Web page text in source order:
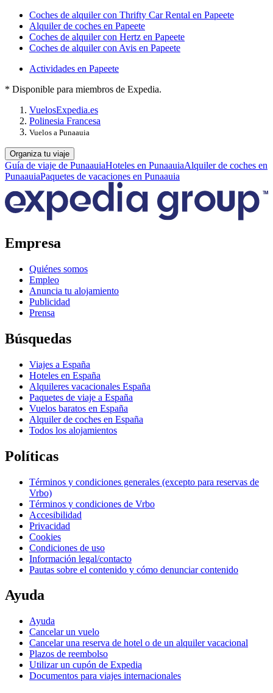
Coches de alquiler con Thrifty Car Rental en Papeete
Alquiler de coches en Papeete
Coches de alquiler con Hertz en Papeete
Coches de alquiler con Avis en Papeete
Actividades en Papeete
* Disponible para miembros de Expedia.
VuelosExpedia.es
Polinesia Francesa
Vuelos a Punaauia
Organiza tu viaje
Guía de viaje de PunaauiaHoteles en PunaauiaAlquiler de coches en
PunaauiaPaquetes de vacaciones en Punaauia
Empresa
Quiénes somos
Empleo
Anuncia tu alojamiento
Publicidad
Prensa
Búsquedas
Viajes a España
Hoteles en España
Alquileres vacacionales España
Paquetes de viaje a España
Vuelos baratos en España
Alquiler de coches en España
Todos los alojamientos
Políticas
Términos y condiciones generales (excepto para reservas de
Vrbo)
Términos y condiciones de Vrbo
Accesibilidad
Privacidad
Cookies
Condiciones de uso
Información legal/contacto
Pautas sobre el contenido y cómo denunciar contenido
Ayuda
Ayuda
Cancelar un vuelo
Cancelar una reserva de hotel o de un alquiler vacacional
Plazos de reembolso
Utilizar un cupón de Expedia
Documentos para viajes internacionales